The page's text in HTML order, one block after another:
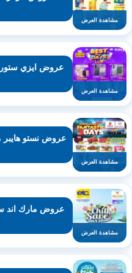
مشاهدة العرض
مشاهدة العرض
مشاهدة العرض
مشاهدة العرض